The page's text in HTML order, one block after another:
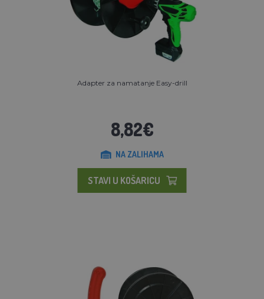
Adapter za namatanje Easy-drill
8,82€
NA ZALIHAMA
STAVI U KOŠARICU